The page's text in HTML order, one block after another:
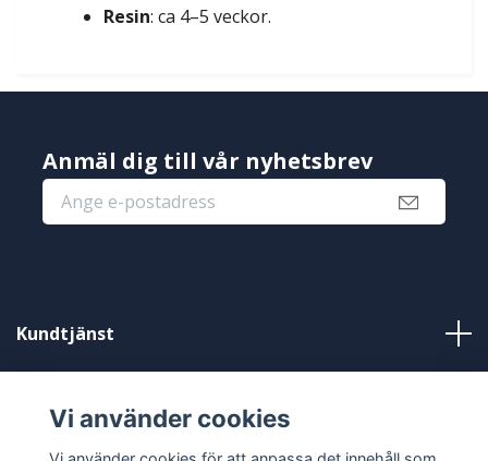
Resin: ca 4–5 veckor.
Anmäl dig till vår nyhetsbrev
Kundtjänst
Vi använder cookies